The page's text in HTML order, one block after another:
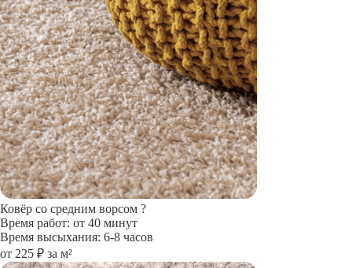
Ковёр со средним ворсом ?
Время работ: от 40 минут
Время высыхания: 6-8 часов
от 225 ₽ за м²